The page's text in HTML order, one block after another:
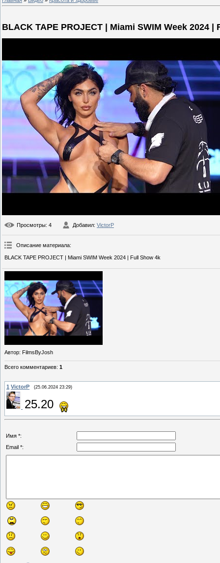
BLACK TAPE PROJECT | Miami SWIM Week 2024 |
Просмотры: 4 Добавил: VictorP
Описание материала:
BLACK TAPE PROJECT | Miami SWIM Week 2024 | Full Show 4k
Автор: FilmsByJosh
Всего комментариев: 1
1 VictorP (25.06.2024 23:29)
25.20
Имя *:
Email *: